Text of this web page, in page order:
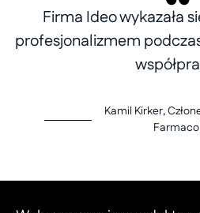
Firma Ideo wykazała
profesjonalizmem
Kamil Kirker,
Farmacol